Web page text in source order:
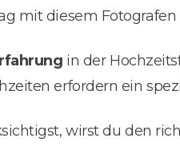
mit diesem
in der
erfordern ein
wirst du den